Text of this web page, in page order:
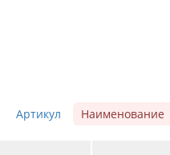
Артикул Наименование